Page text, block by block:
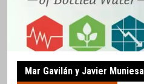
Mar Gavilán y Javier Muniesa